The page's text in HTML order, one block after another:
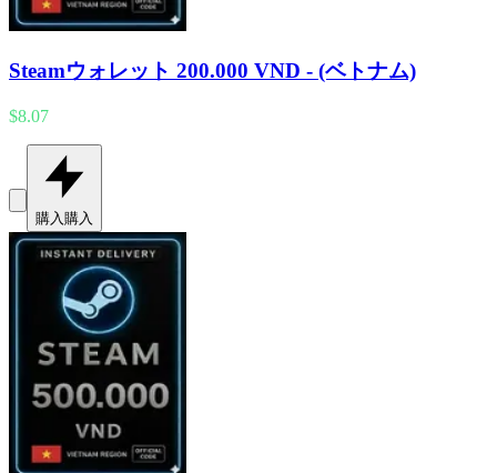
Steamウォレット 200.000 VND - (ベトナム)
$8.07
購入 購入